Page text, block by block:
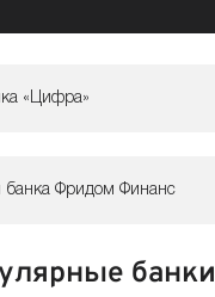
«Цифра»
банка Фридом Финанс
банки